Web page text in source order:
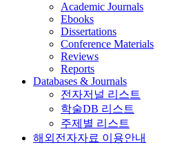
Academic Journals
Ebooks
Dissertations
Conference Materials
Reviews
Reports
Databases & Journals
전자저널 리스트
학술DB 리스트
주제별 리스트
해외전자자료 이용안내